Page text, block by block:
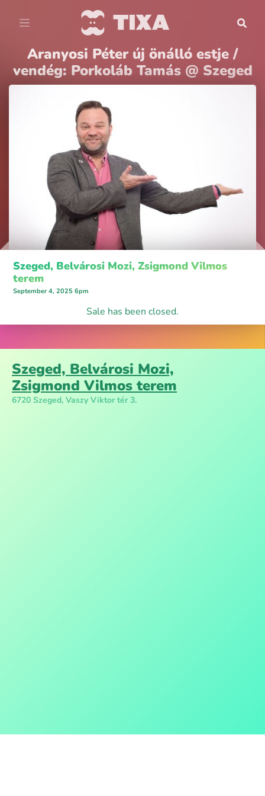
Aranyosi Péter új önálló estje /
vendég: Porkoláb Tamás @ Szeged
Szeged, Belvárosi Mozi, Zsigmond Vilmos
terem
September 4, 2025 6pm
Sale has been closed.
Szeged, Belvárosi Mozi,
Zsigmond Vilmos terem
6720 Szeged, Vaszy Viktor tér 3.